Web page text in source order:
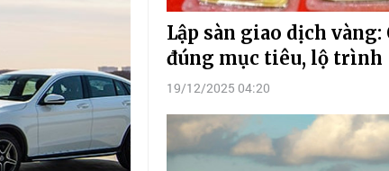
Lập sàn giao dịch vàng:
đúng mục tiêu, lộ trình
19/12/2025 04:20